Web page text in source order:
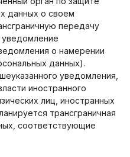
данных о своем
передачу
уведомление
о намерении
данных).
уведомления,
иностранного
лиц, иностранных
трансграничная
соответствующие